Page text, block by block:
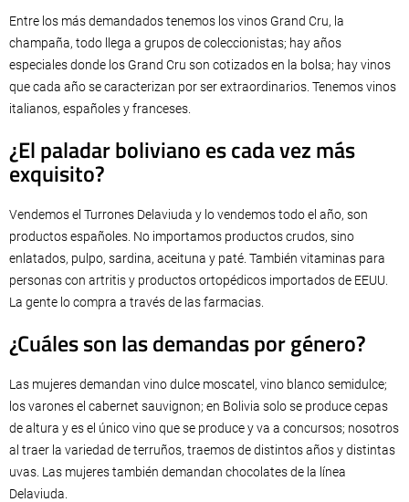
Entre los más demandados tenemos los vinos Grand Cru, la
champaña, todo llega a grupos de coleccionistas; hay años
especiales donde los Grand Cru son cotizados en la bolsa; hay vinos
que cada año se caracterizan por ser extraordinarios. Tenemos vinos
italianos, españoles y franceses.
¿El paladar boliviano es cada vez más
exquisito?
Vendemos el Turrones Delaviuda y lo vendemos todo el año, son
productos españoles. No importamos productos crudos, sino
enlatados, pulpo, sardina, aceituna y paté. También vitaminas para
personas con artritis y productos ortopédicos importados de EEUU.
La gente lo compra a través de las farmacias.
¿Cuáles son las demandas por género?
Las mujeres demandan vino dulce moscatel, vino blanco semidulce;
los varones el cabernet sauvignon; en Bolivia solo se produce cepas
de altura y es el único vino que se produce y va a concursos; nosotros
al traer la variedad de terruños, traemos de distintos años y distintas
uvas. Las mujeres también demandan chocolates de la línea
Delaviuda.